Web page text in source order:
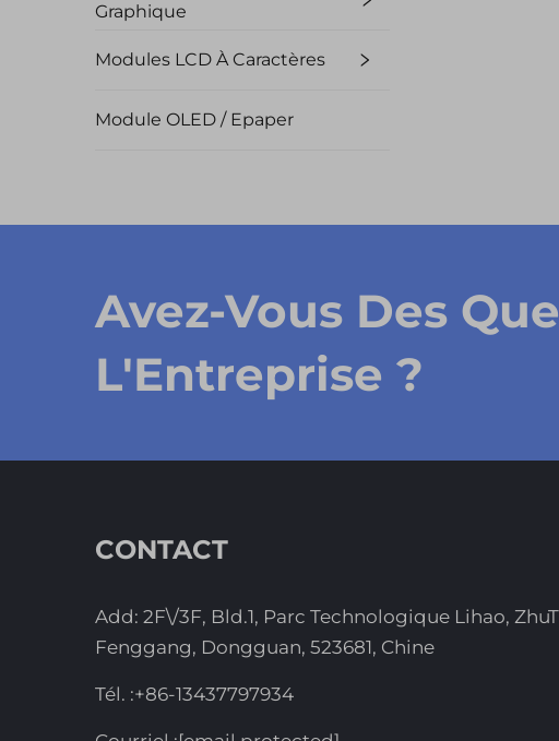
Graphique
Modules LCD À Caractères
Module OLED / Epaper
Avez-Vous Des
L'Entreprise ?
CONTACT
Add: 2F\/3F, Bld.1, Parc Technologique Lihao,
Fenggang, Dongguan, 523681, Chine
Tél. :+86-13437797934